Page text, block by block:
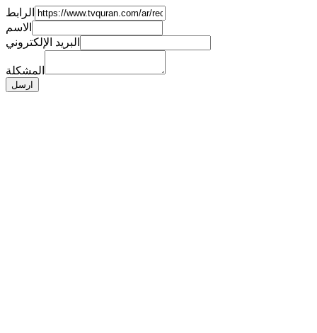
الرابط
الاسم
البريد الإلكتروني
المشكلة
ارسل